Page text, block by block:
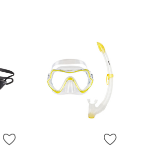
ZUR WUNSCHLISTE HINZUFÜGEN
ZUR